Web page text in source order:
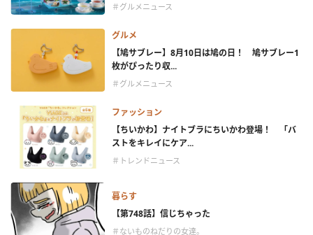
＃グルメニュース
グルメ
【鳩サブレー】8月10日は鳩の日！ 鳩サブレー1
枚がぴったり収...
＃グルメニュース
ファッション
【ちいかわ】ナイトブラにちいかわ登場！ 「バ
ストをキレイにケア...
＃トレンドニュース
暮らす
【第748話】信じちゃった
＃ないものねだりの女達。